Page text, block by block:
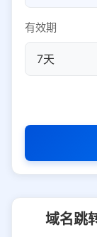
有效期
访问密码
域名跳